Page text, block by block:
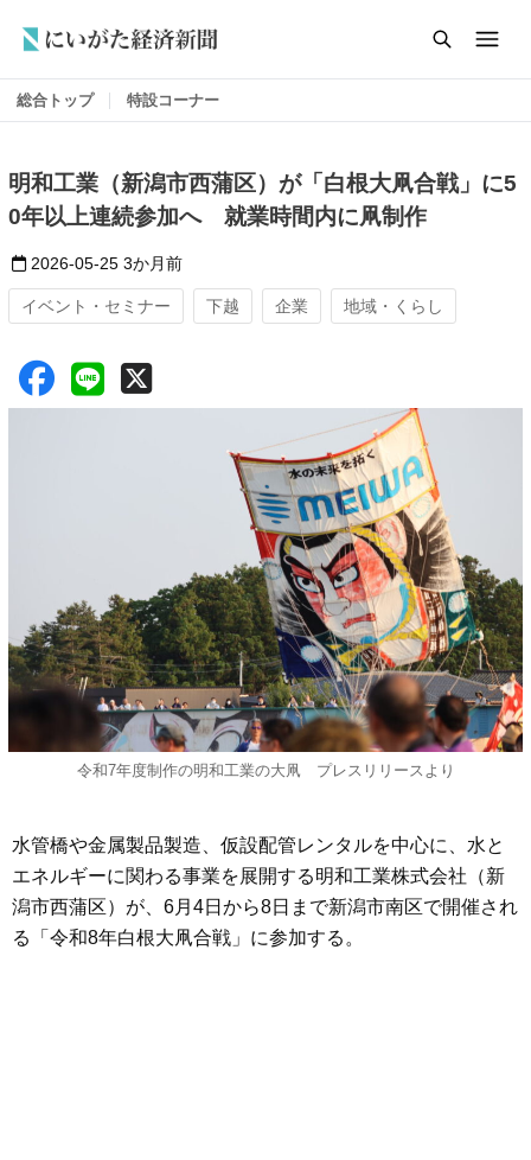
総合トップ 特設コーナー
明和工業（新潟市西蒲区）が「白根大凧合戦」に5
0年以上連続参加へ 就業時間内に凧制作
2026-05-25 3か月前
イベント・セミナー 下越 企業 地域・くらし
令和7年度制作の明和工業の大凧 プレスリリースより
水管橋や金属製品製造、仮設配管レンタルを中心に、水と
エネルギーに関わる事業を展開する明和工業株式会社（新
潟市西蒲区）が、6月4日から8日まで新潟市南区で開催され
る「令和8年白根大凧合戦」に参加する。